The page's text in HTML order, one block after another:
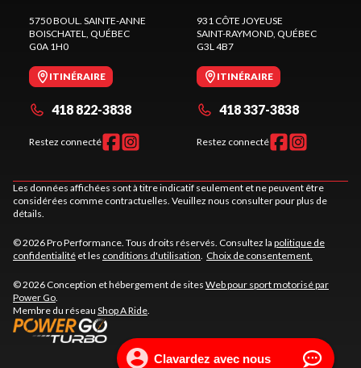
5750 BOUL. SAINTE-ANNE
BOISCHATEL, QUÉBEC
G0A 1H0
ITINÉRAIRE
418 822-3838
Restez connecté
931 CÔTE JOYEUSE
SAINT-RAYMOND, QUÉBEC
G3L 4B7
ITINÉRAIRE
418 337-3838
Restez connecté
Les données affichées sont à titre indicatif seulement et ne peuvent être
considérées comme contractuelles. Veuillez nous consulter pour plus de
détails.
© 2026 Pro Performance. Tous droits réservés. Consultez la politique de
confidentialité et les conditions d'utilisation. Choix de consentement.
© 2026 Conception et hébergement de sites Web pour sport motorisé par
Power Go.
Membre du réseau Shop A Ride.